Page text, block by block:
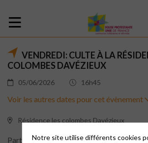
VENDREDI: CULTE À LA
COLOMBES DAVÉZIEUX
05/06/2026 16h45
Voir les autres dates pour cet évènement
Résidence les colombes Davézieux
Partage Imprimer
Notre site utilise différents cookies